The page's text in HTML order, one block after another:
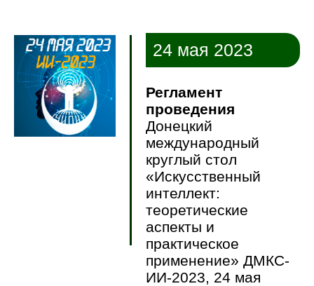
24 мая 2023
Регламент
проведения
Донецкий
международный
круглый стол
«Искусственный
интеллект:
теоретические
аспекты и
практическое
применение» ДМКС-
ИИ-2023, 24 мая